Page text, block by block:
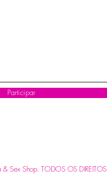
Participar
Sex Shop. TODOS OS DIREITOS